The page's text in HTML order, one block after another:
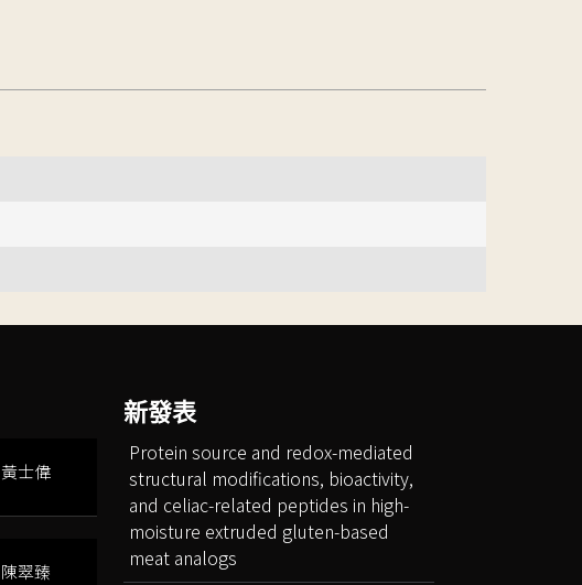
黃士偉
陳翠臻
新發表
Protein source and redox-mediated
structural modifications, bioactivity,
and celiac-related peptides in high-
moisture extruded gluten-based
meat analogs